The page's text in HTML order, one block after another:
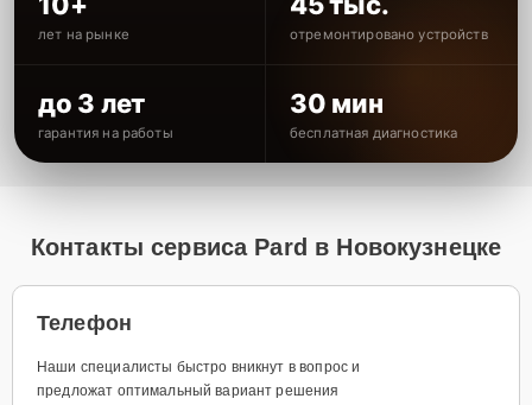
лет на рынке отремонтировано устройств
до 3 лет
гарантия на работы
30 мин
бесплатная диагностика
Контакты сервиса Pard в Новокузнецке
Телефон
Наши специалисты быстро вникнут в вопрос и
предложат оптимальный вариант решения